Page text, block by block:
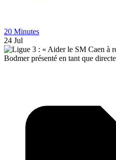
20 Minutes
24 Jul